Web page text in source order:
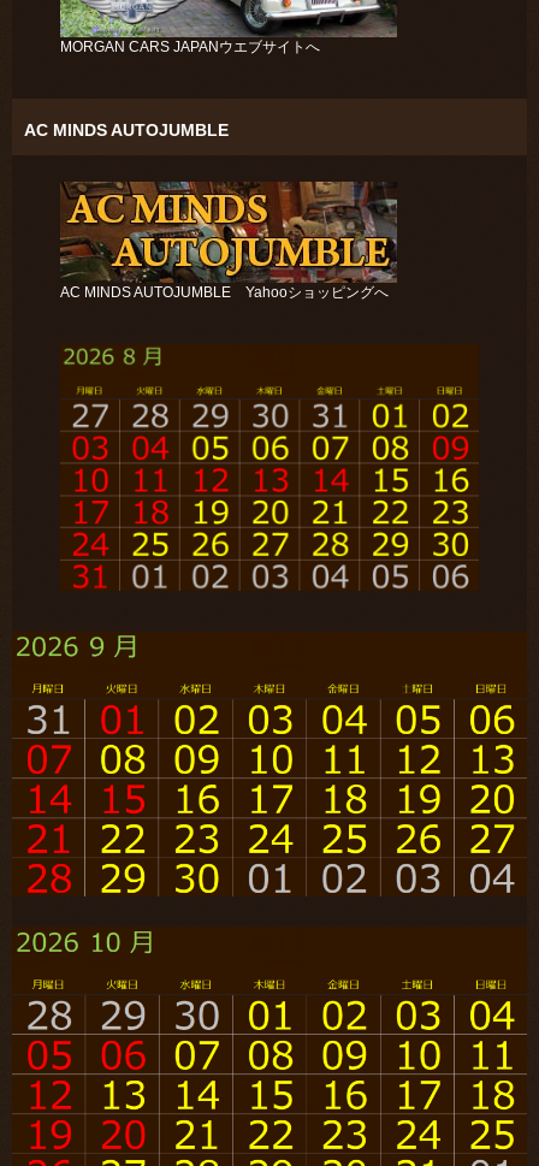
MORGAN CARS JAPANウエブサイトへ
AC MINDS AUTOJUMBLE
AC MINDS AUTOJUMBLE Yahooショッピングへ